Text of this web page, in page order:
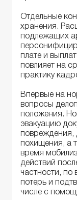
Отдельные
хранения.
подлежащих
плате и
повлияет на
практику
Впервые на
вопросы
положения.
эвакуацию
повреждения,
похищения, а
время
действий
частности, по
потерь и
числе с